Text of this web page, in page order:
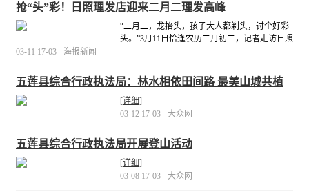
抢“头”彩！日照理发店迎来二月二理发高峰
“二月二，龙抬头，孩子大人都剃头，讨个好彩
头。”3月11日恰逢农历二月初二，记者走访日照
03-11 17-03 海报新闻
五莲县综合行政执法局：林水相依田间路 最美山城共植
树
[详细]
03-12 17-03
大众网
五莲县综合行政执法局开展登山活动
[详细]
03-08 17-03
大众网